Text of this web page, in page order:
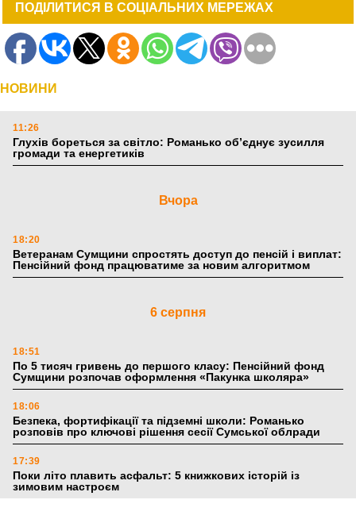
ПОДІЛИТИСЯ В СОЦІАЛЬНИХ МЕРЕЖАХ
НОВИНИ
11:26
Глухів бореться за світло: Романько об’єднує зусилля
громади та енергетиків
Вчора
18:20
Ветеранам Сумщини спростять доступ до пенсій і виплат:
Пенсійний фонд працюватиме за новим алгоритмом
6 серпня
18:51
По 5 тисяч гривень до першого класу: Пенсійний фонд
Сумщини розпочав оформлення «Пакунка школяра»
18:06
Безпека, фортифікації та підземні школи: Романько
розповів про ключові рішення сесії Сумської облради
17:39
Поки літо плавить асфальт: 5 книжкових історій із
зимовим настроєм